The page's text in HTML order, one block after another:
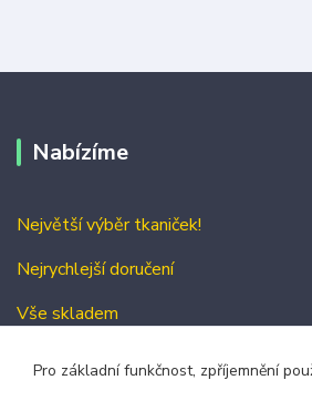
Nabízíme
Největší výběr tkaniček!
Nejrychlejší doručení
Vše skladem
Pro základní funkčnost, zpříjemnění